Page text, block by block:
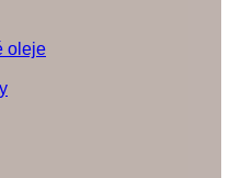
oleje